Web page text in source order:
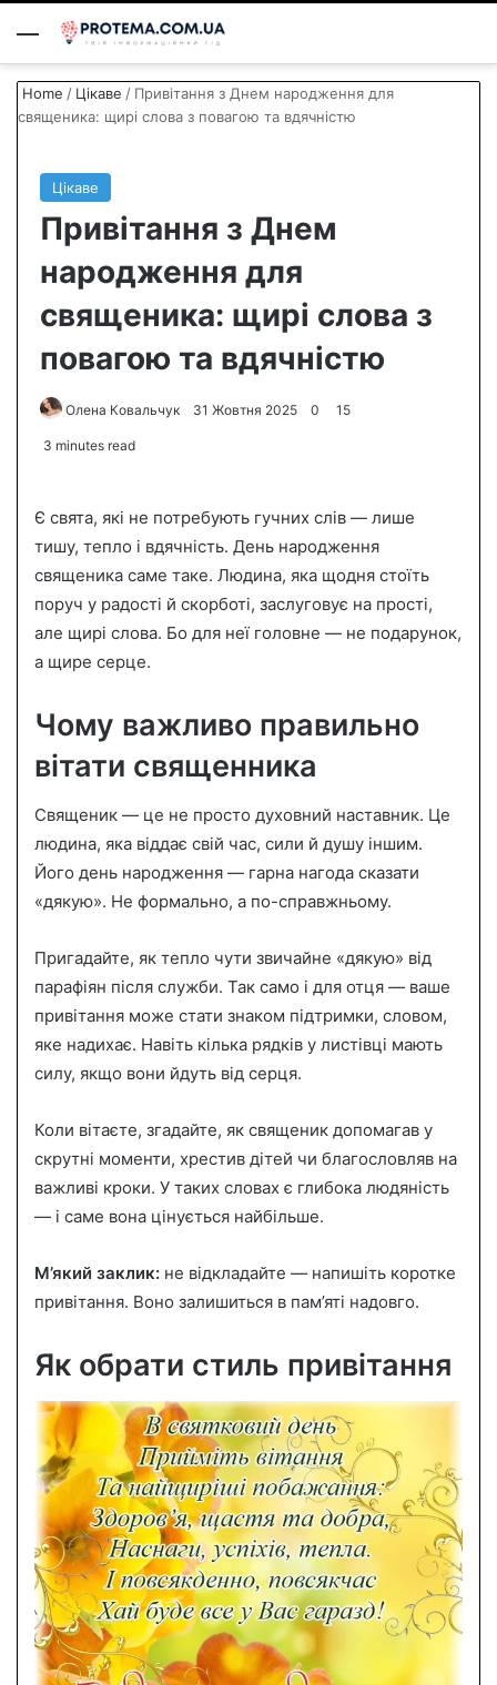
Menu
Home / Цікаве / Привітання з Днем народження для
священика: щирі слова з повагою та вдячністю
Цікаве
Привітання з Днем
народження для
священика: щирі слова з
повагою та вдячністю
Олена Ковальчук
a
n
e
31 Жовтня 2025 0 15
3 minutes read
Є свята, які не потребують гучних слів — лише
тишу, тепло і вдячність. День народження
священика саме таке. Людина, яка щодня стоїть
поруч у радості й скорботі, заслуговує на прості,
але щирі слова. Бо для неї головне — не подарунок,
а щире серце.
Чому важливо правильно
вітати священника
Священик — це не просто духовний наставник. Це
людина, яка віддає свій час, сили й душу іншим.
Його день народження — гарна нагода сказати
«дякую». Не формально, а по-справжньому.
Пригадайте, як тепло чути звичайне «дякую» від
парафіян після служби. Так само і для отця — ваше
привітання може стати знаком підтримки, словом,
яке надихає. Навіть кілька рядків у листівці мають
силу, якщо вони йдуть від серця.
Коли вітаєте, згадайте, як священик допомагав у
скрутні моменти, хрестив дітей чи благословляв на
важливі кроки. У таких словах є глибока людяність
— і саме вона цінується найбільше.
М’який заклик: не відкладайте — напишіть коротке
привітання. Воно залишиться в пам’яті надовго.
Як обрати стиль привітання